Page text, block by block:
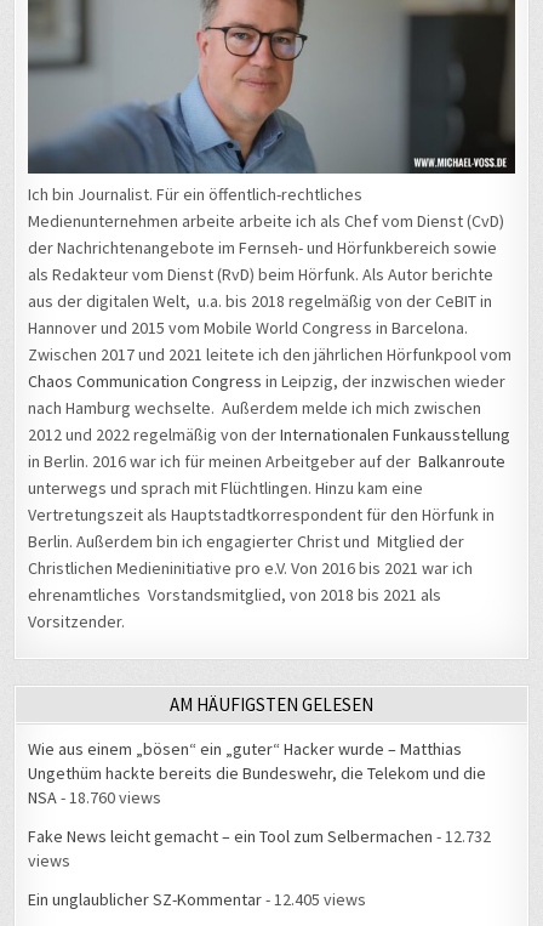
Ich bin Journalist. Für ein öffentlich-rechtliches
Medienunternehmen arbeite arbeite ich als Chef vom Dienst (CvD)
der Nachrichtenangebote im Fernseh- und Hörfunkbereich sowie
als Redakteur vom Dienst (RvD) beim Hörfunk. Als Autor berichte
aus der digitalen Welt, u.a. bis 2018 regelmäßig von der CeBIT in
Hannover und 2015 vom Mobile World Congress in Barcelona.
Zwischen 2017 und 2021 leitete ich den jährlichen Hörfunkpool vom
Chaos Communication Congress in Leipzig, der inzwischen wieder
nach Hamburg wechselte. Außerdem melde ich mich zwischen
2012 und 2022 regelmäßig von derInternationalen Funkausstellung
in Berlin. 2016 war ich für meinen Arbeitgeber auf derBalkanroute
unterwegs und sprach mit Flüchtlingen. Hinzu kam eine
Vertretungszeit als Hauptstadtkorrespondent für den Hörfunk in
Berlin. Außerdem bin ich engagierter Christ und Mitglied der
Christlichen Medieninitiative pro e.V. Von 2016 bis 2021 war ich
ehrenamtliches Vorstandsmitglied, von 2018 bis 2021 als
Vorsitzender.
AM HÄUFIGSTEN GELESEN
Wie aus einem „bösen“ ein „guter“ Hacker wurde – Matthias
Ungethüm hackte bereits die Bundeswehr, die Telekom und die
NSA- 18.760 views
Fake News leicht gemacht – ein Tool zum Selbermachen - 12.732
views
Ein unglaublicher SZ-Kommentar- 12.405 views